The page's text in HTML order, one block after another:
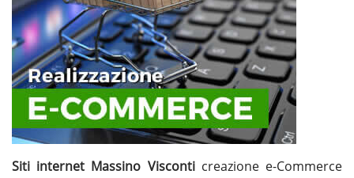
Siti internet Massino Visconticreazione e-Commerce